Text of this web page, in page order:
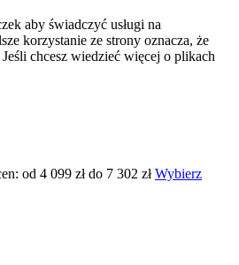
aby świadczyć usługi na
korzystanie ze strony oznacza, że
chcesz wiedzieć więcej o plikach
od 4 099 zł do 7 302 zł Wybierz